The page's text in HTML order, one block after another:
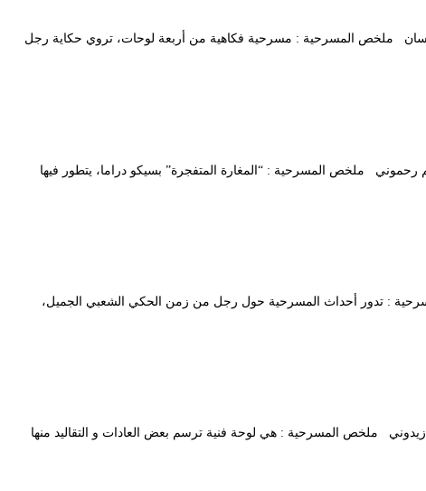
حسان ملخص المسرحية : مسرحية فكاهية من أربعة لوحات، تروي حكاية رجل
: حليم رحموني ملخص المسرحية : “المغارة المتفجرة” بسيكو دراما، يتطور فيها
المسرحية : تدور أحداث المسرحية حول رجل من زمن الحكي الشعبي الجميل،
الدين زيدوني ملخص المسرحية : هي لوحة فنية ترسم بعض العادات و التقاليد منها